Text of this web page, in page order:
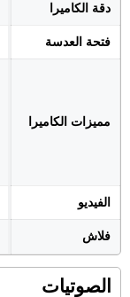
دقة الكاميرا
فتحة العدسة
مميزات الكاميرا
الفيديو
فلاش
الصوتيات